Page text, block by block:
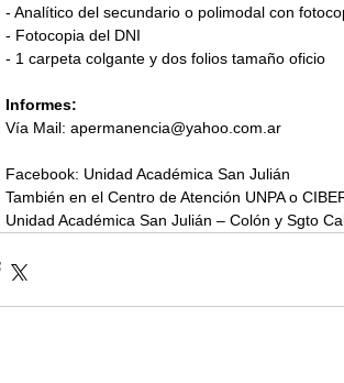
- Analítico del secundario o polimodal con
- Fotocopia del DNI
- 1 carpeta colgante y dos folios tamaño oficio
Informes:
Vía Mail: apermanencia@yahoo.com.ar
Facebook: Unidad Académica San Julián
También en el Centro de Atención UNPA o
Unidad Académica San Julián – Colón y Sgto